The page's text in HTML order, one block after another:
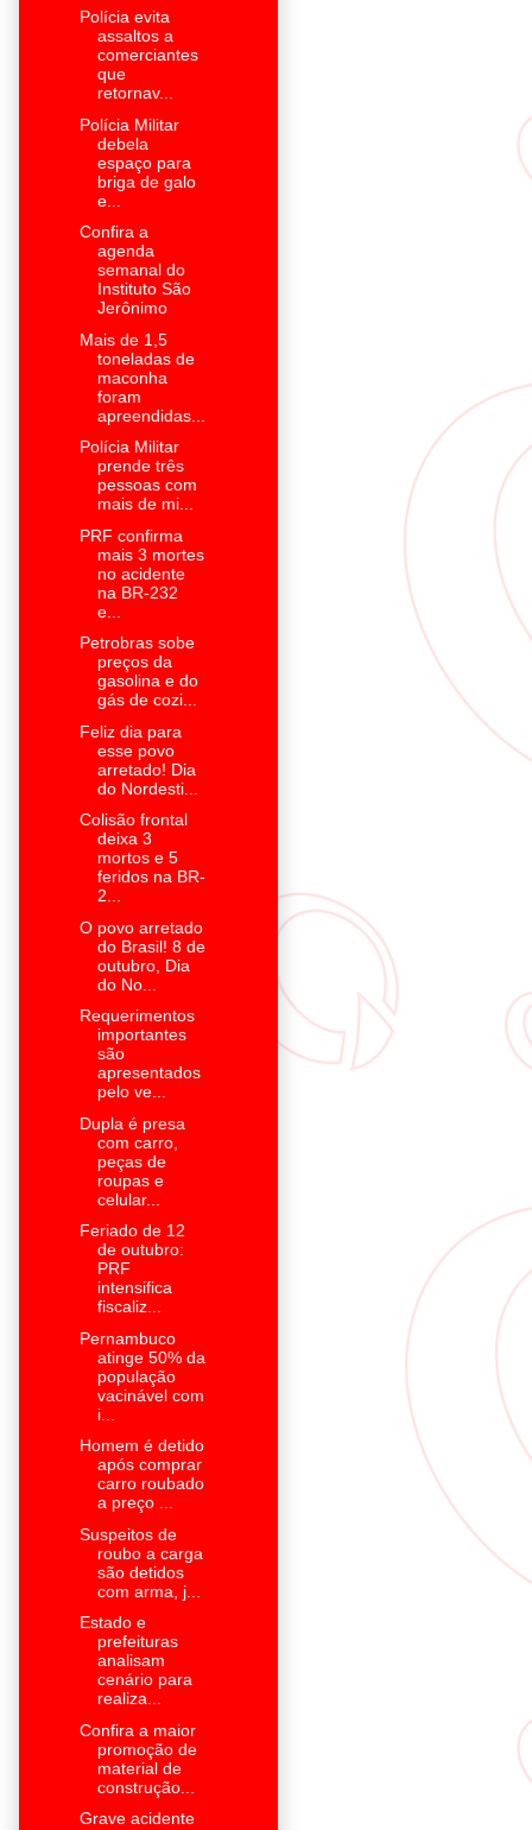
Polícia evita
assaltos a
comerciantes
que
retornav...
Polícia Militar
debela
espaço para
briga de galo
e...
Confira a
agenda
semanal do
Instituto São
Jerônimo
Mais de 1,5
toneladas de
maconha
foram
apreendidas...
Polícia Militar
prende três
pessoas com
mais de mi...
PRF confirma
mais 3 mortes
no acidente
na BR-232
e...
Petrobras sobe
preços da
gasolina e do
gás de cozi...
Feliz dia para
esse povo
arretado! Dia
do Nordesti...
Colisão frontal
deixa 3
mortos e 5
feridos na BR-
2...
O povo arretado
do Brasil! 8 de
outubro, Dia
do No...
Requerimentos
importantes
são
apresentados
pelo ve...
Dupla é presa
com carro,
peças de
roupas e
celular...
Feriado de 12
de outubro:
PRF
intensifica
fiscaliz...
Pernambuco
atinge 50% da
população
vacinável com
i...
Homem é detido
após comprar
carro roubado
a preço ...
Suspeitos de
roubo a carga
são detidos
com arma, j...
Estado e
prefeituras
analisam
cenário para
realiza...
Confira a maior
promoção de
material de
construção...
Grave acidente